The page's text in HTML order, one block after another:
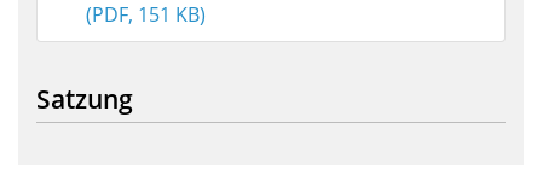
(PDF, 151 KB)
Satzung